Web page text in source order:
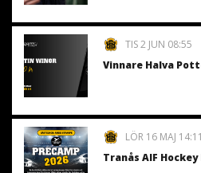
TIS 2 JUN 08:55
Vinnare Halva
LÖR 16 MAJ 14:11
Tranås AIF Hockey